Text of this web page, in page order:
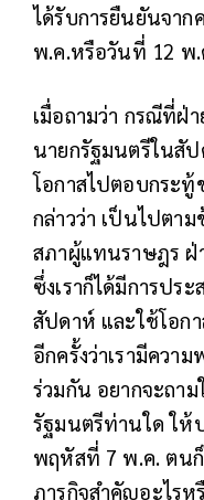
ได้รับการยืนยันจาก
พ.ค.หรือวันที่ 12 พ
เมื่อถามว่า กรณีที่ฝ่
นายกรัฐมนตรีในสั
โอกาสไปตอบกระทู้
กล่าวว่า เป็นไปตา
สภาผู้แทนราษฎร ฝ่
ซึ่งเราก็ได้มีการปร
สัปดาห์ และใช้โอก
อีกครั้งว่าเรามีควา
ร่วมกัน อยากจะถา
รัฐมนตรีท่านใด ให้
พฤหัสที่ 7 พ.ค. ตนก็
ภารกิจสำคัญอะไรห